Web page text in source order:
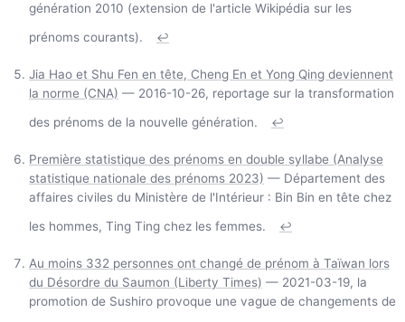
génération 2010 (extension de l'article Wikipédia sur les
prénoms courants).
↩
Jia Hao et Shu Fen en tête, Cheng En et Yong Qing deviennent
la norme (CNA) — 2016-10-26, reportage sur la transformation
des prénoms de la nouvelle génération.
↩
Première statistique des prénoms en double syllabe (Analyse
statistique nationale des prénoms 2023) — Département des
affaires civiles du Ministère de l'Intérieur : Bin Bin en tête chez
les hommes, Ting Ting chez les femmes.
↩
Au moins 332 personnes ont changé de prénom à Taïwan lors
du Désordre du Saumon (Liberty Times) — 2021-03-19, la
promotion de Sushiro provoque une vague de changements de